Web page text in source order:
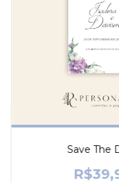
Save The